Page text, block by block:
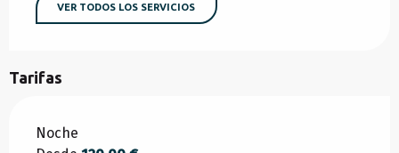
VER TODOS LOS SERVICIOS
Tarifas
Tarifas 2026
Noche